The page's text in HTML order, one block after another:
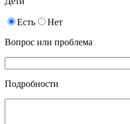
Есть
Нет
Вопрос или проблема
Подробности